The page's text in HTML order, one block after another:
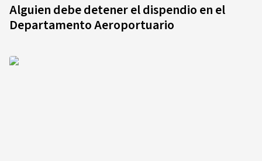
Alguien debe detener el dispendio en el
Departamento Aeroportuario